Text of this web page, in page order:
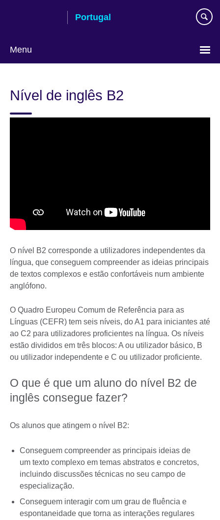
Portugal
Menu
língua
Nível de inglês B2
O nível B2 corresponde a utilizadores independentes da
língua, que conseguem compreender as ideias principais
de textos complexos e estão confortáveis num ambiente
anglófono.
O Quadro Europeu Comum de Referência para as
Línguas (CEFR) tem seis níveis, do A1 para iniciantes até
ao C2 para utilizadores proficientes na língua. Os níveis
estão divididos em três blocos: A ou utilizador básico, B
ou utilizador independente e C ou utilizador proficiente.
O que é que um aluno do nível B2 de
inglês consegue fazer?
Os alunos que atingem o nível B2:
Conseguem compreender as principais ideias de
um texto complexo em temas abstratos e concretos,
incluindo discussões técnicas no seu campo de
especialização.
Conseguem interagir com um grau de fluência e
espontaneidade que torna as interações regulares